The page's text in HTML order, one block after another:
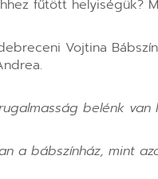
fűtött helyiségük?
Vojtina
belénk van
a bábszínház, mint